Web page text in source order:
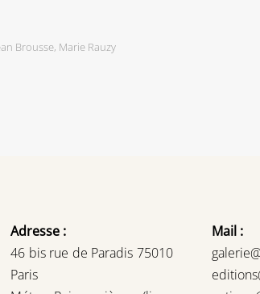
Brousse, Marie Rauzy
Adresse :
46 bis rue de Paradis 75010
Paris
Mail :